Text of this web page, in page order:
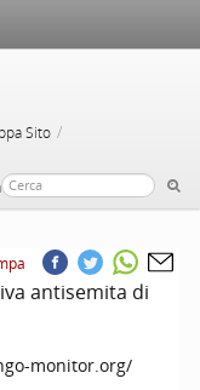
Sito /
antisemita di
monitor.org/